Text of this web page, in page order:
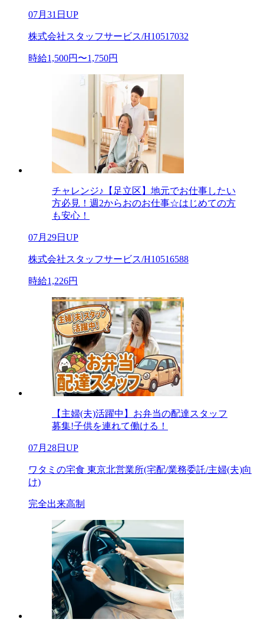
07月31日UP
株式会社スタッフサービス/H10517032
時給1,500円〜1,750円
チャレンジ♪【足立区】地元でお仕事したい
方必見！週2からおのお仕事☆はじめての方
も安心！
07月29日UP
株式会社スタッフサービス/H10516588
時給1,226円
【主婦(夫)活躍中】お弁当の配達スタッフ
募集!子供を連れて働ける！
07月28日UP
ワタミの宅食 東京北営業所(宅配/業務委託/主婦(夫)向
け)
完全出来高制